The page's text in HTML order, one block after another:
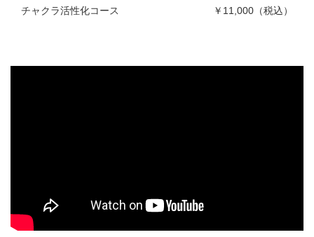
チャクラ活性化コース ￥11,000（税込）